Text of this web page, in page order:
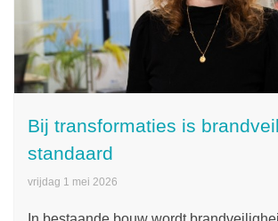
Bij transformaties is
standaard
vrijdag 1 mei 2026